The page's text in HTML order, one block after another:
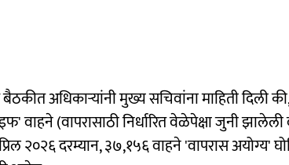
अधिकाऱ्यांनी मुख्य सचिवांना माहिती दिली
वाहने (वापरासाठी निर्धारित वेळेपेक्षा जुनी
२०२६ दरम्यान, ३७,१५६ वाहने 'वापरास